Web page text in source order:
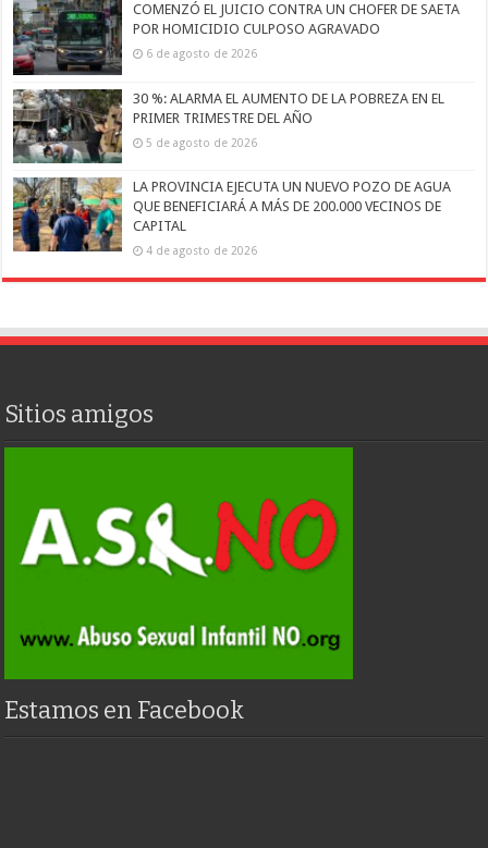
COMENZÓ EL JUICIO CONTRA UN CHOFER DE SAETA
POR HOMICIDIO CULPOSO AGRAVADO
6 de agosto de 2026
30 %: ALARMA EL AUMENTO DE LA POBREZA EN EL
PRIMER TRIMESTRE DEL AÑO
5 de agosto de 2026
LA PROVINCIA EJECUTA UN NUEVO POZO DE AGUA
QUE BENEFICIARÁ A MÁS DE 200.000 VECINOS DE
CAPITAL
4 de agosto de 2026
Sitios amigos
Estamos en Facebook